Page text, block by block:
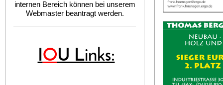
internen Bereich können bei unserem
Webmaster beantragt werden.
IOU Links: